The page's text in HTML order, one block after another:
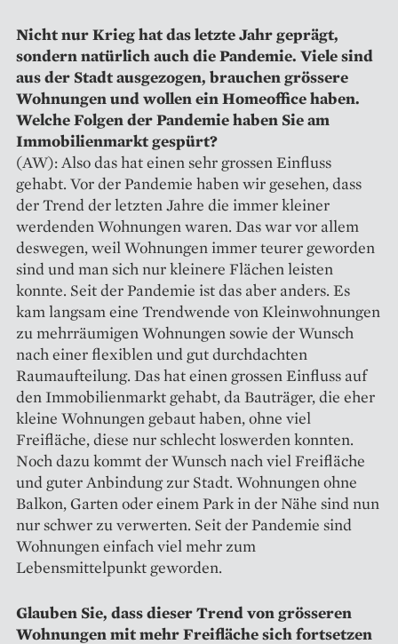
Nicht nur Krieg hat das letzte Jahr geprägt,
sondern natürlich auch die Pandemie. Viele sind
aus der Stadt ausgezogen, brauchen grössere
Wohnungen und wollen ein Homeoffice haben.
Welche Folgen der Pandemie haben Sie am
Immobilienmarkt gespürt?
(AW): Also das hat einen sehr grossen Einfluss
gehabt. Vor der Pandemie haben wir gesehen, dass
der Trend der letzten Jahre die immer kleiner
werdenden Wohnungen waren. Das war vor allem
deswegen, weil Wohnungen immer teurer geworden
sind und man sich nur kleinere Flächen leisten
konnte. Seit der Pandemie ist das aber anders. Es
kam langsam eine Trendwende von Kleinwohnungen
zu mehrräumigen Wohnungen sowie der Wunsch
nach einer flexiblen und gut durchdachten
Raumaufteilung. Das hat einen grossen Einfluss auf
den Immobilienmarkt gehabt, da Bauträger, die eher
kleine Wohnungen gebaut haben, ohne viel
Freifläche, diese nur schlecht loswerden konnten.
Noch dazu kommt der Wunsch nach viel Freifläche
und guter Anbindung zur Stadt. Wohnungen ohne
Balkon, Garten oder einem Park in der Nähe sind nun
nur schwer zu verwerten. Seit der Pandemie sind
Wohnungen einfach viel mehr zum
Lebensmittelpunkt geworden.
Glauben Sie, dass dieser Trend von grösseren
Wohnungen mit mehr Freifläche sich fortsetzen